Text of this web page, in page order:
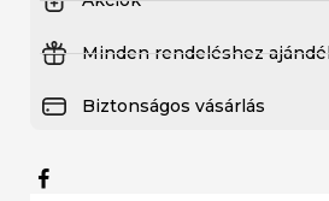
Minden rendeléshez
Biztonságos vásárlás